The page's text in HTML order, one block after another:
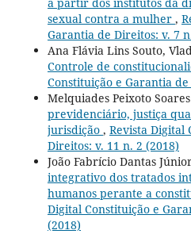
sexual contra a mulher ,
Garantia de Direitos: v. 7
Ana Flávia Lins Souto,
Controle de
Constituição e Garantia
Melquiades Peixoto
previdenciário, justiça
jurisdição , Revista Digital
Direitos: v. 11 n. 2 (2018)
João Fabrício Dantas
integrativo dos tratados
humanos perante a
Digital Constituição e
(2018)